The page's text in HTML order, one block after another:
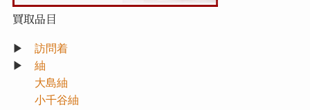
買取品目
▶ 訪問着
▶ 紬
大島紬
小千谷紬